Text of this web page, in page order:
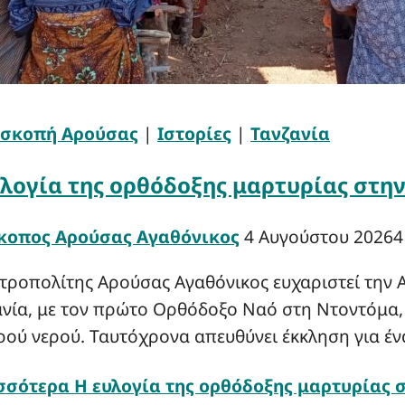
Αρούσας | Ιστορίες | Τανζανία
της ορθόδοξης μαρτυρίας
Αρούσας Αγαθόνικος 4 Αυγούστου 2026
Αρούσας Αγαθόνικος ευχαριστεί
με τον πρώτο Ορθόδοξο Ναό στη
νερού. Ταυτόχρονα απευθύνει έκκληση για
Η ευλογία της ορθόδοξης μαρτυρίας